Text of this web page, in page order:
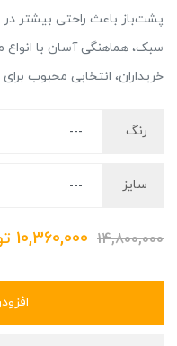
پشت‌باز باعث راحتی بیشتر
سبک، هماهنگی آسان با
خریداران، انتخابی محبوب
رنگ
سایز
14,800,000
10,360,000